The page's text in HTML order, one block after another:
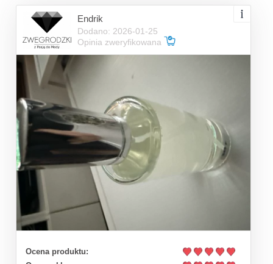
Endrik
Dodano: 2026-01-25
Opinia zweryfikowana
Ocena produktu: